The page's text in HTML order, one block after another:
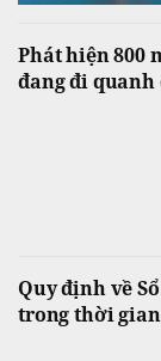
Phát hiện 800
đang đi quanh
Quy định về
trong thời